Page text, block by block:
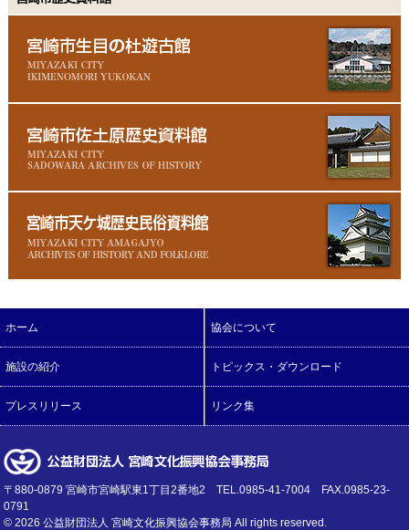
ホーム 協会について
施設の紹介 トピックス・ダウンロード
プレスリリース リンク集
〒880-0879 宮崎市宮崎駅東1丁目2番地2 TEL.0985-41-7004 FAX.0985-23-
0791
©2026 公益財団法人 宮崎文化振興協会事務局 All rights reserved.